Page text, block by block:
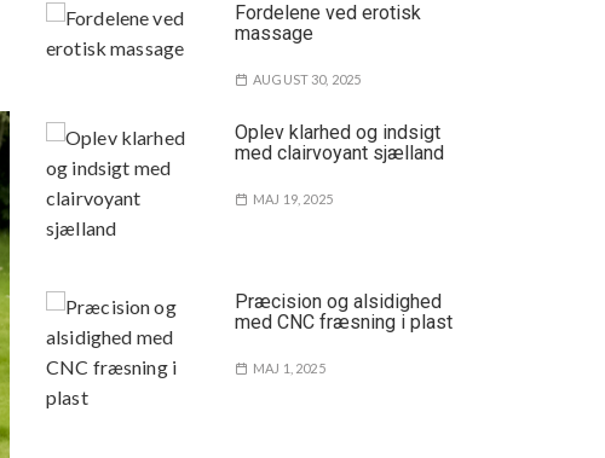
Fordelene ved erotisk
massage
AUGUST 30, 2025
Oplev klarhed og indsigt
med clairvoyant sjælland
MAJ 19, 2025
Præcision og alsidighed
med CNC fræsning i plast
MAJ 1, 2025